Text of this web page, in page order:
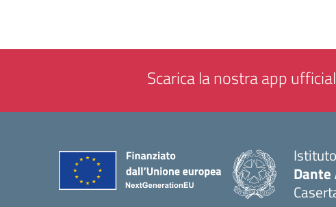
Scarica la nostra app